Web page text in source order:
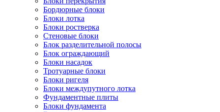
Бордюрные блоки
Блоки лотка
Блоки ростверка
Стеновые блоки
Блок разделительной полосы
Блок ограждающий
Блоки насадок
Тротуарные блоки
Блоки ригеля
Блоки междупутного лотка
Фундаментные плиты
Блоки фундамента